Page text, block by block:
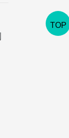
TOP